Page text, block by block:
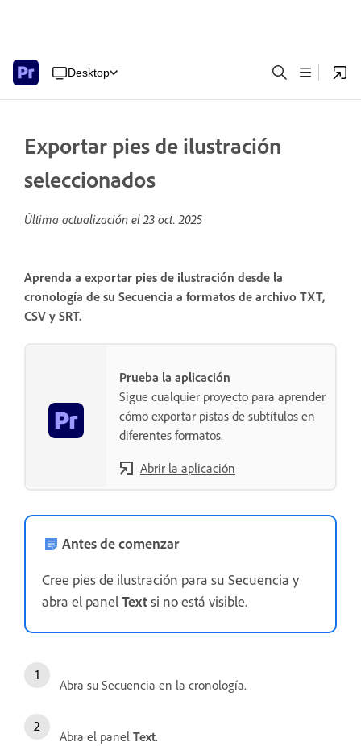
Desktop
Exportar pies de ilustración
seleccionados
Última actualización el23 oct. 2025
Aprenda a exportar pies de ilustración desde la
cronología de su Secuencia a formatos de archivo TXT,
CSV y SRT.
Prueba la aplicación
Sigue cualquier proyecto para aprender
cómo exportar pistas de subtítulos en
diferentes formatos.
Abrir la aplicación
Antes de comenzar
Cree pies de ilustración para su Secuencia y
abra el panelTextsi no está visible.
Abra su Secuencia en la cronología.
Abra el panel Text.